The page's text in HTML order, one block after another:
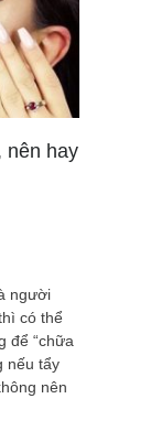
nên hay
người
có thể
để “chữa
nếu tẩy
nên